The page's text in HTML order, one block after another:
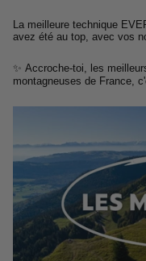
La meilleure technique
avez été au top, avec vos
✨ Accroche-toi, les
montagneuses de France,